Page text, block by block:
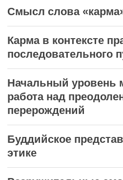
Смысл слова
Карма в контексте
последовательного
Начальный уровень
работа над
перерождений
Буддийское
этике